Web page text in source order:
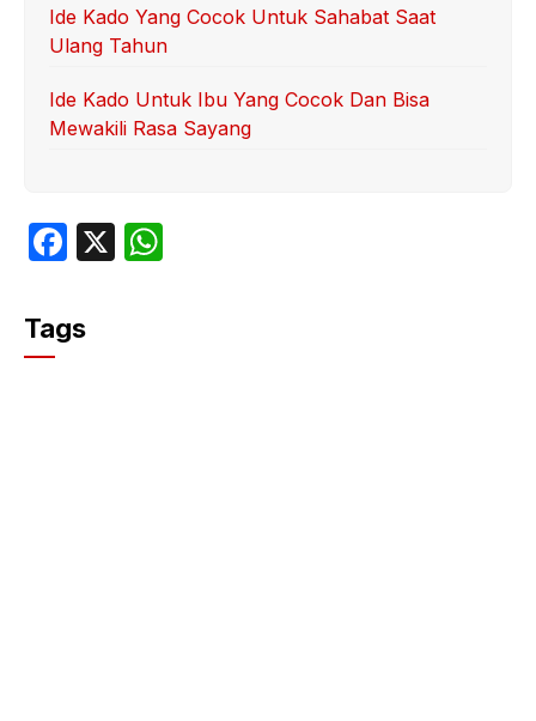
Ide Kado Yang Cocok Untuk Sahabat Saat
Ulang Tahun
Ide Kado Untuk Ibu Yang Cocok Dan Bisa
Mewakili Rasa Sayang
F
c
e
X
Tags